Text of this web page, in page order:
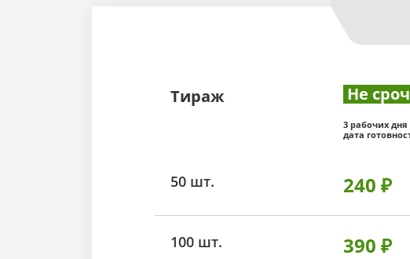
Тираж Не
3 рабочих дня
дата
50 шт. 240 ₽
100 шт. 390 ₽